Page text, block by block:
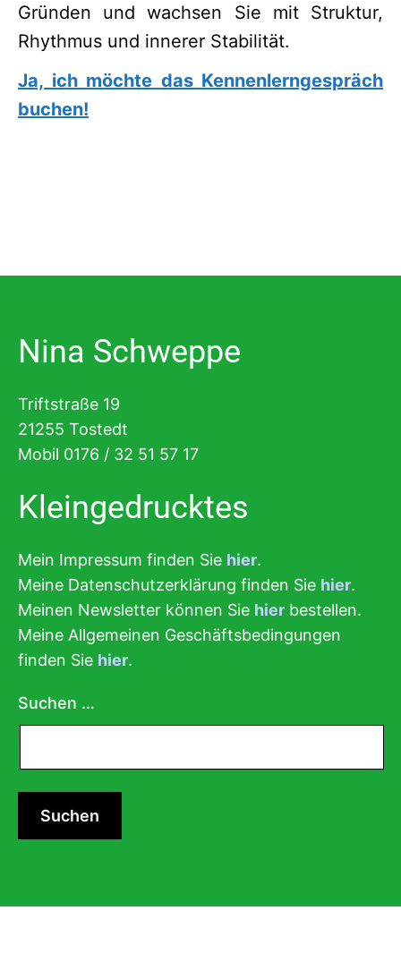
Gründen und wachsen Sie mit Struktur,
Rhythmus und innerer Stabilität.
Ja, ich möchte das Kennenlerngespräch
buchen!
Nina Schweppe
Triftstraße 19
21255 Tostedt
Mobil 0176 / 32 51 57 17
Kleingedrucktes
Mein Impressum finden Sie hier.
Meine Datenschutzerklärung finden Sie hier.
Meinen Newsletter können Sie hier bestellen.
Meine Allgemeinen Geschäftsbedingungen
finden Sie hier.
Suchen …